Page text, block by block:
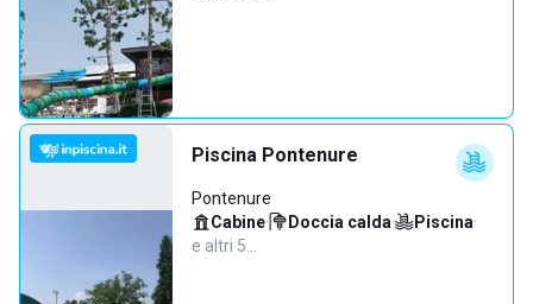
Piscina Pontenure
Pontenure
Cabine· Doccia calda· Piscina·
e altri 5…